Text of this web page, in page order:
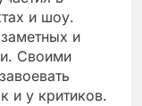
и шоу.
и
Своими
и у критиков.